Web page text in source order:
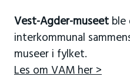
Vest-Agder-museetble
interkommunal
museer i fylket.
Les om VAM her >